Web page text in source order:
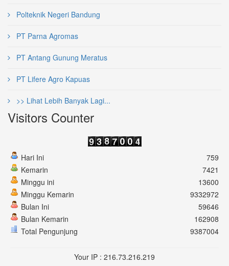
Polteknik Negeri Bandung
PT Parna Agromas
PT Antang Gunung Meratus
PT Lifere Agro Kapuas
>> Lihat Lebih Banyak Lagi...
Visitors Counter
Hari Ini
Kemarin
Minggu ini
Minggu Kemarin
Bulan Ini
Bulan Kemarin
Total Pengunjung
759
7421
13600
9332972
59646
162908
9387004
Your IP : 216.73.216.219